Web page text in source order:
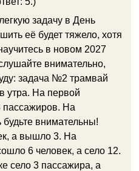
задачу в День
её будет тяжело, хотя
в новом 2027
внимательно,
задача №2 трамвай
утра. На первой
пассажиров. На
внимательны!
а вышло 3. На
6 человек, а село 12.
село 3 пассажира, а